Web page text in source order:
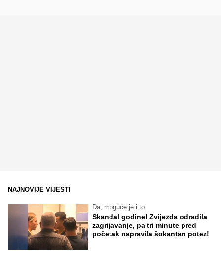
NAJNOVIJE VIJESTI
Da, moguće je i to
Skandal godine! Zvijezda odradila
zagrijavanje, pa tri minute pred
početak napravila šokantan potez!